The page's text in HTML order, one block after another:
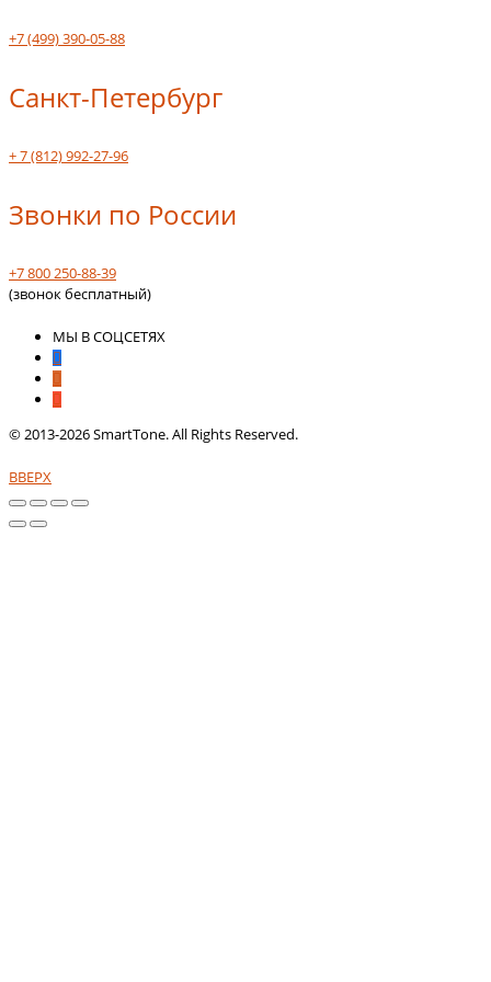
+7 (499) 390-05-88
Санкт-Петербург
+ 7 (812) 992-27-96
Звонки по России
+7 800 250-88-39
(звонок бесплатный)
МЫ В СОЦСЕТЯХ
© 2013-2026 SmartTone. All Rights Reserved.
ВВЕРХ